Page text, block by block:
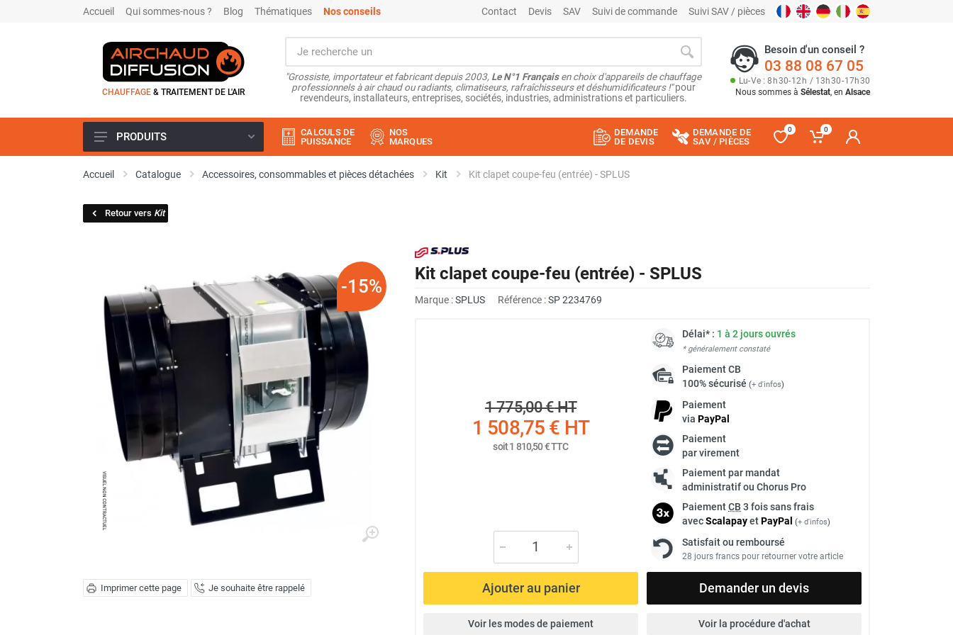
Accueil Qui sommes-nous ? Blog Thématiques Nos conseils Contact Devis SAV Suivi de commande Suivi SAV / pièces
CHAUFFAGE & TRAITEMENT DE L'AIR
"Grossiste, importateur et fabricant depuis 2003, Le N°1 Françaisen choix d'appareils de chauffage
professionnels à air chaud ou radiants, climatiseurs, rafraîchisseurs et déshumidificateurs !"pour
revendeurs, installateurs, entreprises, sociétés, industries, administrations et particuliers.
Besoin d'un conseil ?
03 88 08 67 05
Lu-Ve : 8h30-12h / 13h30-17h30
Nous sommes à Sélestat, en Alsace
Climatiseur
Climatiseur mobile résidentiel et
Rafraichisseur d'air mobile
Rafraîchisseur d'air gainable
Rafraichisseur d’air fixe
Brumisateur d'air
Coffret de brumisation
Ventilateur brumisateur
Ventilateur / extracteur d'air mobile
Brasseur d'air
Ventilateur fixe
Ventilateur industriel
Ventilateur de chantier
Ventilateur centrifuge
Ventilateur de sol
Ventilateur sur pied
Ventilateur de bureau
Extracteur d'air mural centrifuge
PRODUITS
CALCULS DE
PUISSANCE
NOS
MARQUES
DEMANDE
DE DEVIS
DEMANDE DE
SAV / PIÈCES
0 0
Accueil Catalogue Accessoires, consommables et pièces détachées Kit Kit clapet coupe-feu (entrée) - SPLUS
Retour vers Kit
-15%
Imprimer cette page Je souhaite être rappelé
Kit clapet coupe-feu (entrée) - SPLUS
Marque :SPLUS Référence :SP 2234769
1 775,00 €HT
1 508,75 € HT
soit1 810,50 €TTC
Délai* : 1 à 2 jours ouvrés
* généralement constaté
PaiementCB
100% sécurisé (+ d'infos)
Paiement
via PayPal
Paiement
par virement
Paiement par mandat
administratif ou Chorus Pro
PaiementCB 3 fois sans frais
avecScalapayetPayPal (+ d'infos)
Satisfait ou remboursé
28 jours francs pour retourner votre article
Ajouter au panier Demander un devis
Voir les modes de paiement Voir la procédure d'achat